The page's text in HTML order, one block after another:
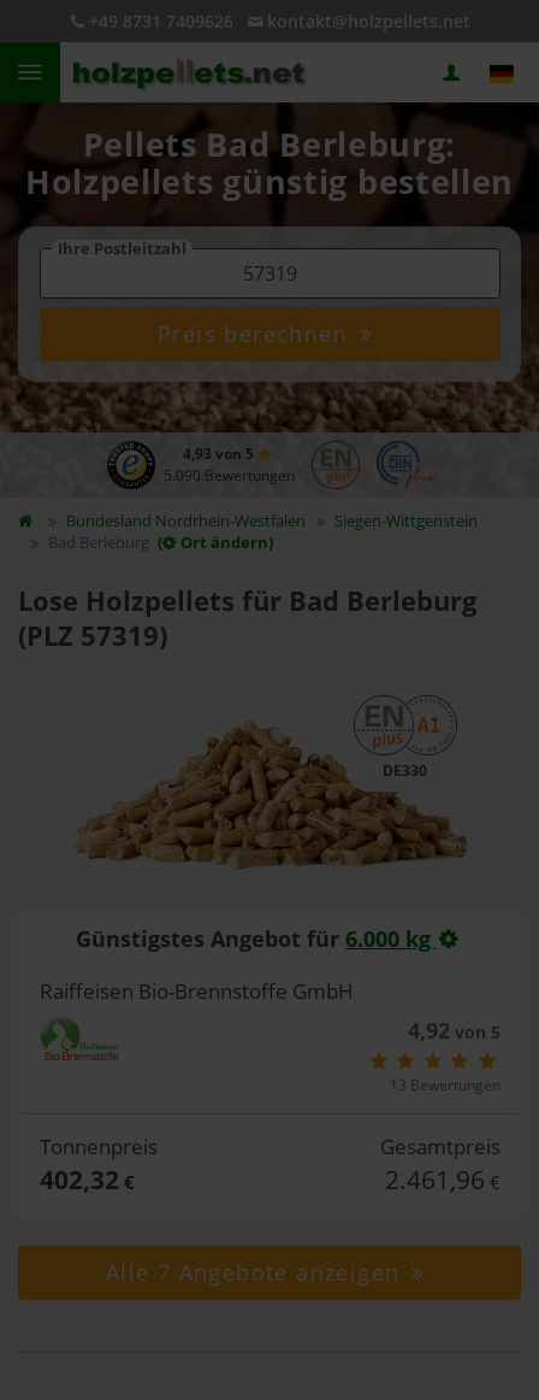
+49 8731 7409626 kontakt@holzpellets.net
Pellets Bad Berleburg:
Holzpellets günstig bestellen
Ihre Postleitzahl
Preis berechnen
4,93 von 5
5.090 Bewertungen
Bundesland Nordrhein-Westfalen
Siegen-Wittgenstein
Bad Berleburg ( Ort ändern)
Lose Holzpellets für Bad Berleburg
(PLZ 57319)
DE330
Günstigstes Angebot für 6.000 kg
Raiffeisen Bio-Brennstoffe GmbH
4,92von 5
13 Bewertungen
Tonnenpreis
402,32 €
Gesamtpreis
2.461,96 €
Alle 7 Angebote anzeigen